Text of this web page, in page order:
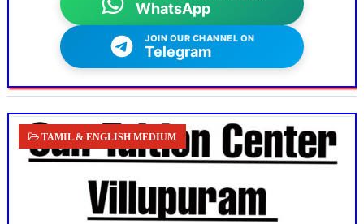
WhatsApp
JOIN OUR CHANNEL ON
Telegram
TAMIL & ENGLISH MEDIUM